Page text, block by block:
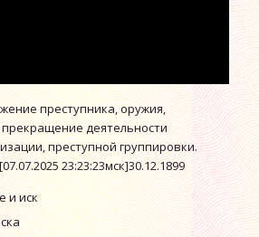
преступника, оружия,
деятельности
преступной группировки.
23:23:23мск]30.12.1899
и иск